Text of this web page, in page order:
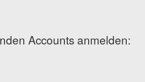
Accounts anmelden: